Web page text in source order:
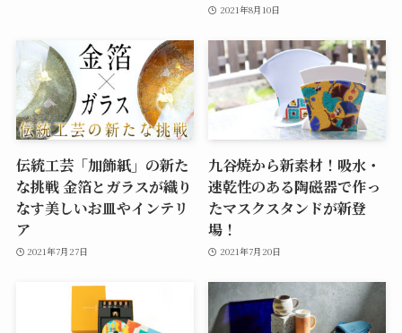
2021年8月10日
伝統工芸「加飾紙」の新た
な挑戦 金箔とガラスが織り
なす美しいお皿やインテリ
ア
2021年7月27日
九谷焼から新素材！吸水・
速乾性のある陶磁器で作っ
たマスクスタンドが新登
場！
2021年7月20日